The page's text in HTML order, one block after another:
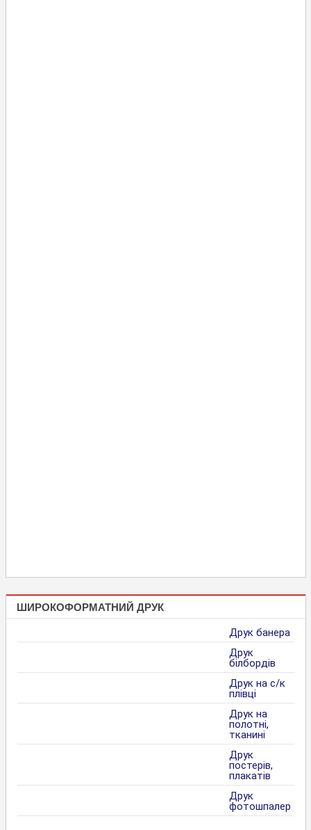
ШИРОКОФОРМАТНИЙ ДРУК
Друк банера
Друк
білбордів
Друк на с/к
плівці
Друк на
полотні,
тканині
Друк
постерів,
плакатів
Друк
фотошпалер